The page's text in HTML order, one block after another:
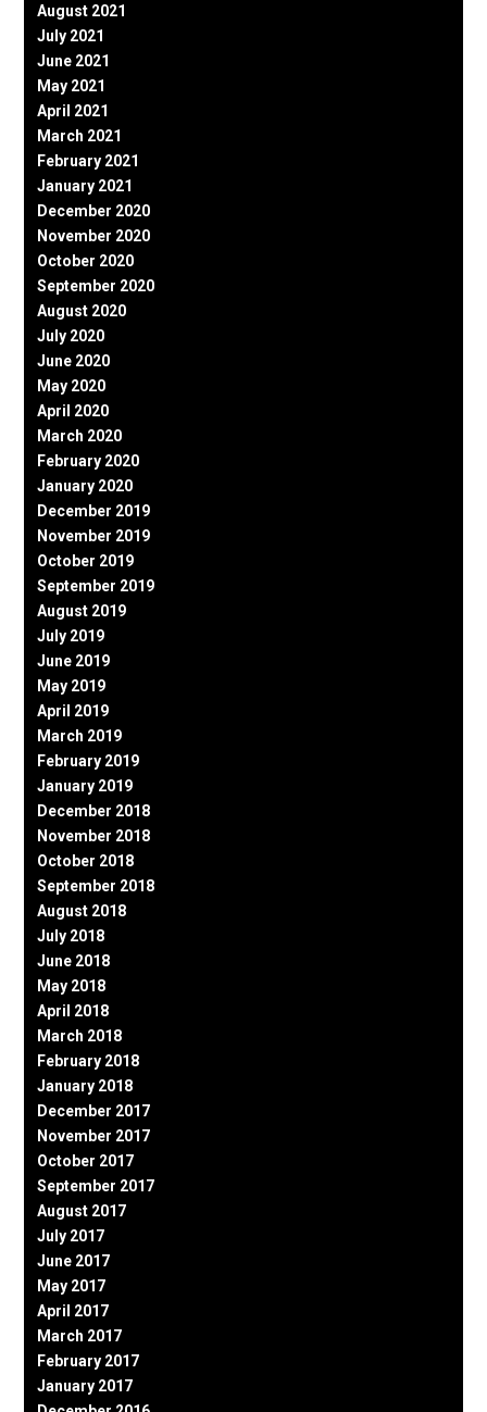
August 2021
July 2021
June 2021
May 2021
April 2021
March 2021
February 2021
January 2021
December 2020
November 2020
October 2020
September 2020
August 2020
July 2020
June 2020
May 2020
April 2020
March 2020
February 2020
January 2020
December 2019
November 2019
October 2019
September 2019
August 2019
July 2019
June 2019
May 2019
April 2019
March 2019
February 2019
January 2019
December 2018
November 2018
October 2018
September 2018
August 2018
July 2018
June 2018
May 2018
April 2018
March 2018
February 2018
January 2018
December 2017
November 2017
October 2017
September 2017
August 2017
July 2017
June 2017
May 2017
April 2017
March 2017
February 2017
January 2017